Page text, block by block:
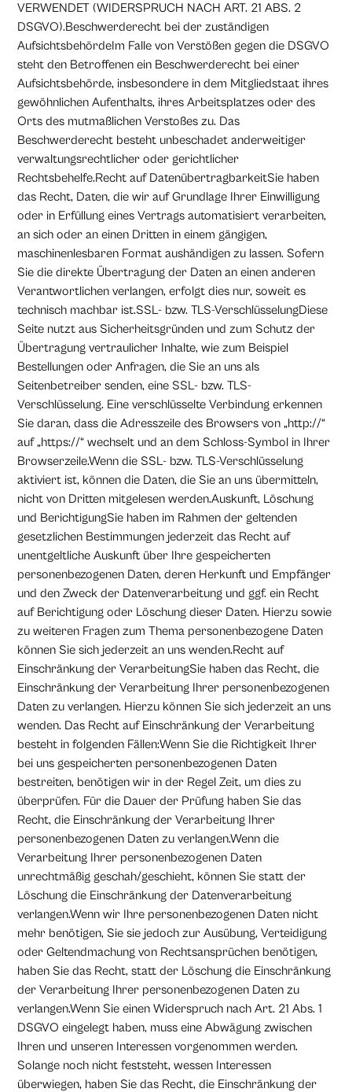
VERWENDET (WIDERSPRUCH NACH ART. 21 ABS. 2
DSGVO).Beschwerderecht bei der zuständigen
AufsichtsbehördeIm Falle von Verstößen gegen die DSGVO
steht den Betroffenen ein Beschwerderecht bei einer
Aufsichtsbehörde, insbesondere in dem Mitgliedstaat ihres
gewöhnlichen Aufenthalts, ihres Arbeitsplatzes oder des
Orts des mutmaßlichen Verstoßes zu. Das
Beschwerderecht besteht unbeschadet anderweitiger
verwaltungsrechtlicher oder gerichtlicher
Rechtsbehelfe.Recht auf DatenübertragbarkeitSie haben
das Recht, Daten, die wir auf Grundlage Ihrer Einwilligung
oder in Erfüllung eines Vertrags automatisiert verarbeiten,
an sich oder an einen Dritten in einem gängigen,
maschinenlesbaren Format aushändigen zu lassen. Sofern
Sie die direkte Übertragung der Daten an einen anderen
Verantwortlichen verlangen, erfolgt dies nur, soweit es
technisch machbar ist.SSL- bzw. TLS-VerschlüsselungDiese
Seite nutzt aus Sicherheitsgründen und zum Schutz der
Übertragung vertraulicher Inhalte, wie zum Beispiel
Bestellungen oder Anfragen, die Sie an uns als
Seitenbetreiber senden, eine SSL- bzw. TLS-
Verschlüsselung. Eine verschlüsselte Verbindung erkennen
Sie daran, dass die Adresszeile des Browsers von „http://“
auf „https://“ wechselt und an dem Schloss-Symbol in Ihrer
Browserzeile.Wenn die SSL- bzw. TLS-Verschlüsselung
aktiviert ist, können die Daten, die Sie an uns übermitteln,
nicht von Dritten mitgelesen werden.Auskunft, Löschung
und BerichtigungSie haben im Rahmen der geltenden
gesetzlichen Bestimmungen jederzeit das Recht auf
unentgeltliche Auskunft über Ihre gespeicherten
personenbezogenen Daten, deren Herkunft und Empfänger
und den Zweck der Datenverarbeitung und ggf. ein Recht
auf Berichtigung oder Löschung dieser Daten. Hierzu sowie
zu weiteren Fragen zum Thema personenbezogene Daten
können Sie sich jederzeit an uns wenden.Recht auf
Einschränkung der VerarbeitungSie haben das Recht, die
Einschränkung der Verarbeitung Ihrer personenbezogenen
Daten zu verlangen. Hierzu können Sie sich jederzeit an uns
wenden. Das Recht auf Einschränkung der Verarbeitung
besteht in folgenden Fällen:Wenn Sie die Richtigkeit Ihrer
bei uns gespeicherten personenbezogenen Daten
bestreiten, benötigen wir in der Regel Zeit, um dies zu
überprüfen. Für die Dauer der Prüfung haben Sie das
Recht, die Einschränkung der Verarbeitung Ihrer
personenbezogenen Daten zu verlangen.Wenn die
Verarbeitung Ihrer personenbezogenen Daten
unrechtmäßig geschah/geschieht, können Sie statt der
Löschung die Einschränkung der Datenverarbeitung
verlangen.Wenn wir Ihre personenbezogenen Daten nicht
mehr benötigen, Sie sie jedoch zur Ausübung, Verteidigung
oder Geltendmachung von Rechtsansprüchen benötigen,
haben Sie das Recht, statt der Löschung die Einschränkung
der Verarbeitung Ihrer personenbezogenen Daten zu
verlangen.Wenn Sie einen Widerspruch nach Art. 21 Abs. 1
DSGVO eingelegt haben, muss eine Abwägung zwischen
Ihren und unseren Interessen vorgenommen werden.
Solange noch nicht feststeht, wessen Interessen
überwiegen, haben Sie das Recht, die Einschränkung der